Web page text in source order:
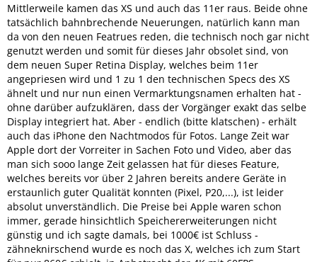
Mittlerweile kamen das XS und auch das 11er raus. Beide ohne
tatsächlich bahnbrechende Neuerungen, natürlich kann man
da von den neuen Featrues reden, die technisch noch gar nicht
genutzt werden und somit für dieses Jahr obsolet sind, von
dem neuen Super Retina Display, welches beim 11er
angepriesen wird und 1 zu 1 den technischen Specs des XS
ähnelt und nur nun einen Vermarktungsnamen erhalten hat -
ohne darüber aufzuklären, dass der Vorgänger exakt das selbe
Display integriert hat. Aber - endlich (bitte klatschen) - erhält
auch das iPhone den Nachtmodos für Fotos. Lange Zeit war
Apple dort der Vorreiter in Sachen Foto und Video, aber das
man sich sooo lange Zeit gelassen hat für dieses Feature,
welches bereits vor über 2 Jahren bereits andere Geräte in
erstaunlich guter Qualität konnten (Pixel, P20,...), ist leider
absolut unverständlich. Die Preise bei Apple waren schon
immer, gerade hinsichtlich Speichererweiterungen nicht
günstig und ich sagte damals, bei 1000€ ist Schluss -
zähneknirschend wurde es noch das X, welches ich zum Start